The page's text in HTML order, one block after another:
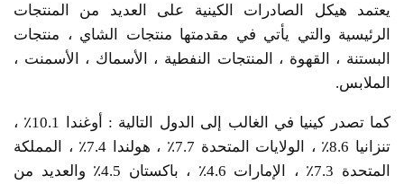
يعتمد هيكل الصادرات الكينية على العديد من المنتجات
الرئيسية والتي يأتي في مقدمتها منتجات الشاي ، منتجات
البستنة ، القهوة ، المنتجات النفطية ، الأسماك ، الأسمنت ،
الملابس.
كما تصدر كينيا في الغالب إلى الدول التالية : أوغندا 10.1٪ ،
تنزانيا 8.6٪ ، الولايات المتحدة 7.7٪ ، هولندا 7.4٪ ، المملكة
المتحدة 7.3٪ ، الإمارات 4.6٪ ، باكستان 4.5٪ والعديد من